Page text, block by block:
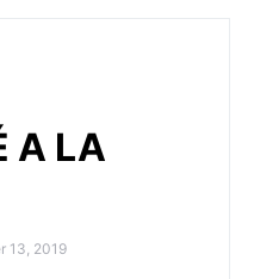
A LA
13, 2019